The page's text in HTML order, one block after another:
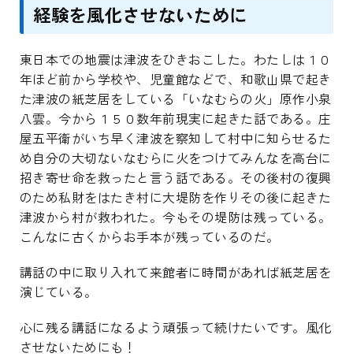
経験を風化させないために
東日本での地震は津波をひきおこした。わたしは１０
年ほど前から学校や、児童館などで、和歌山県で起き
た津波の紙芝居をしている「いなむらの火」原作小泉
八雲。今から１５０数年前現実に起きた話である。庄
屋五平衛がいち早く津波を察知して村中に知らせるた
め自分の大切ないなむらに火をつけてみんなを高台に
招き寄せ命を救ったと言う話である。その後村の復興
のため私財をはたき村に大堤防を作りその後に起きた
津波から村が救われた。今もその堤防は残っている。
こんなに古くからお手本が残っているのだ。
講話の中に取り入れて来館者に時間があれば紙芝居を
演じている。
心に残る講話になるよう頑張って続けたいです。風化
させないためにも！